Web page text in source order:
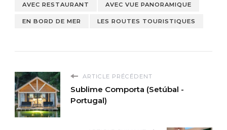
AVEC RESTAURANT AVEC VUE PANORAMIQUE
EN BORD DE MER LES ROUTES TOURISTIQUES
ARTICLE PRÉCÉDENT
Sublime Comporta (Setúbal -
Portugal)